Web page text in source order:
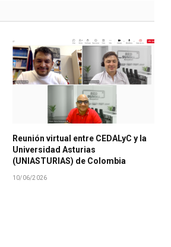
Reunión virtual entre CEDALyC y la
Universidad Asturias
(UNIASTURIAS) de Colombia
10/06/2026